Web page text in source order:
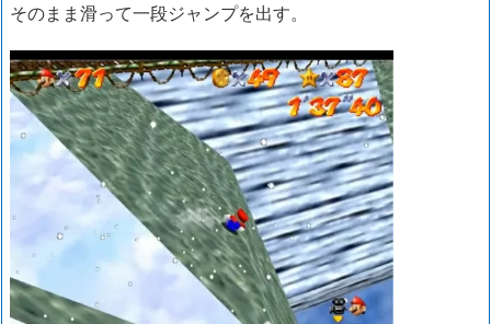
そのまま滑って一段ジャンプを出す。